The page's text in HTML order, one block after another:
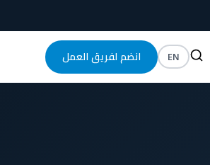
EN انضم لفريق العمل